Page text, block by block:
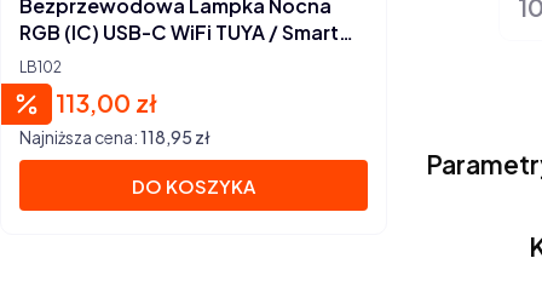
LB102
Bezprzewodowa Lampka Nocna
RGB (IC) USB-C WiFi TUYA / Smart
Life
Cena promocyjna
113,00 zł
Najniższa cena:118,95 zł
DO KOSZYKA